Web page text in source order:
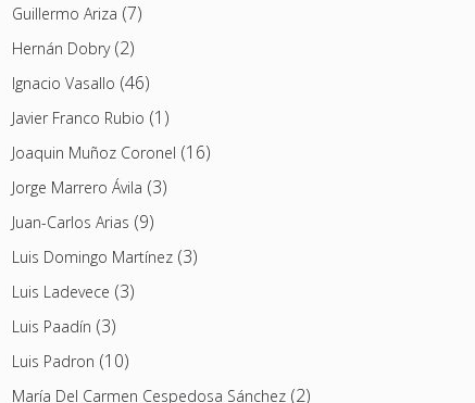
Guillermo Ariza (7)
Hernán Dobry(2)
Ignacio Vasallo (46)
Javier Franco Rubio (1)
Joaquin Muñoz Coronel (16)
Jorge Marrero Ávila (3)
Juan-Carlos Arias (9)
Luis Domingo Martínez(3)
Luis Ladevece (3)
Luis Paadín (3)
Luis Padron (10)
María Del Carmen Cespedosa Sánchez(2)